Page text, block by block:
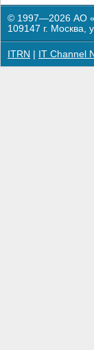
© 1997—2026 АО
109147 г. Москва,
ITRN IT Channel